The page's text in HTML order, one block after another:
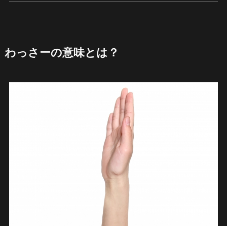
わっさーの意味とは？